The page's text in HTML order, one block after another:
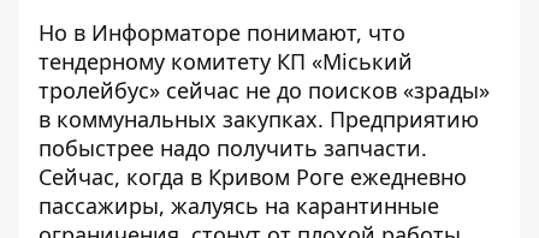
Но в Информаторе понимают, что
тендерному комитету КП «Міський
тролейбус» сейчас не до поисков «зрады»
в коммунальных закупках. Предприятию
побыстрее надо получить запчасти.
Сейчас, когда в Кривом Роге ежедневно
пассажиры, жалуясь на карантинные